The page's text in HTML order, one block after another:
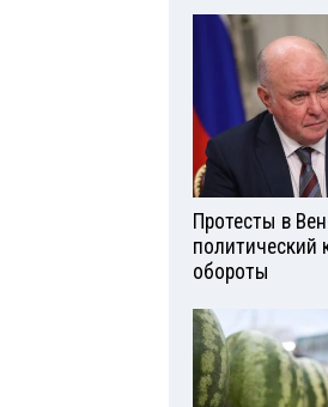
Протесты в
политический
обороты